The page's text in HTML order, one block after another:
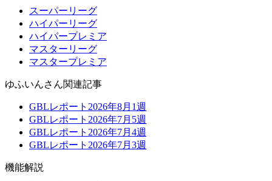
スーパーリーグ
ハイパーリーグ
ハイパープレミア
マスターリーグ
マスタープレミア
ゆふいんさん関連記事
GBLレポート2026年8月1週
GBLレポート2026年7月5週
GBLレポート2026年7月4週
GBLレポート2026年7月3週
機能解説